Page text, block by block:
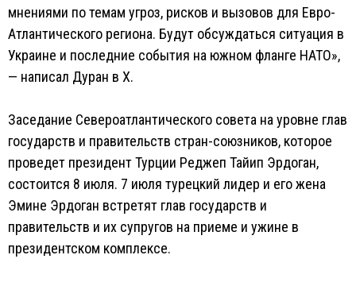
мнениями по темам угроз, рисков и вызовов для Евро-
Атлантического региона. Будут обсуждаться ситуация в
Украине и последние события на южном фланге НАТО»,
— написал Дуран в Х.
Заседание Североатлантического совета на уровне глав
государств и правительств стран-союзников, которое
проведет президент Турции Реджеп Тайип Эрдоган,
состоится 8 июля. 7 июля турецкий лидер и его жена
Эмине Эрдоган встретят глав государств и
правительств и их супругов на приеме и ужине в
президентском комплексе.